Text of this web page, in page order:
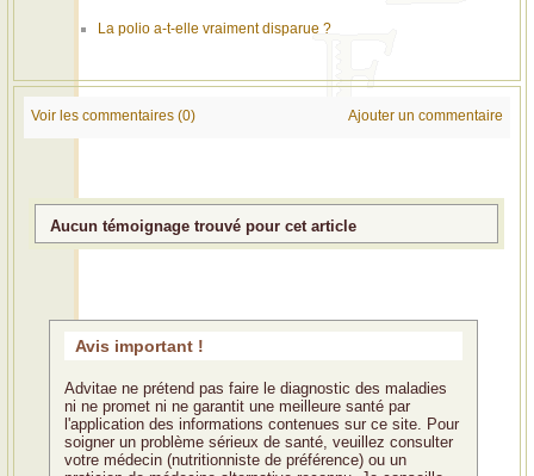
La polio a-t-elle vraiment disparue ?
Voir les commentaires (0) Ajouter un commentaire
Aucun témoignage trouvé pour cet article
Avis important !
Advitae ne prétend pas faire le diagnostic des maladies
ni ne promet ni ne garantit une meilleure santé par
l'application des informations contenues sur ce site. Pour
soigner un problème sérieux de santé, veuillez consulter
votre médecin (nutritionniste de préférence) ou un